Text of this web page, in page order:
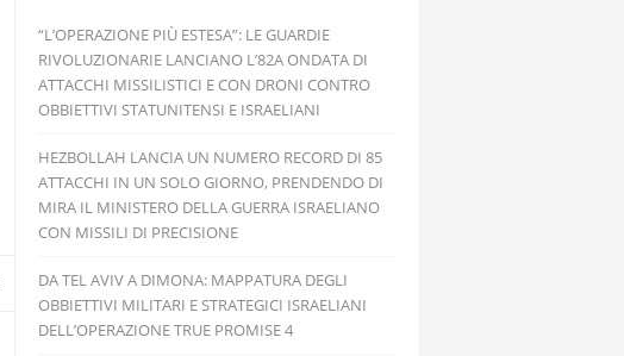
“L’OPERAZIONE PIÙ ESTESA”: LE GUARDIE
RIVOLUZIONARIE LANCIANO L’82A ONDATA DI
ATTACCHI MISSILISTICI E CON DRONI CONTRO
OBBIETTIVI STATUNITENSI E ISRAELIANI
HEZBOLLAH LANCIA UN NUMERO RECORD DI 85
ATTACCHI IN UN SOLO GIORNO, PRENDENDO DI
MIRA IL MINISTERO DELLA GUERRA ISRAELIANO
CON MISSILI DI PRECISIONE
DA TEL AVIV A DIMONA: MAPPATURA DEGLI
OBBIETTIVI MILITARI E STRATEGICI ISRAELIANI
DELL’OPERAZIONE TRUE PROMISE 4